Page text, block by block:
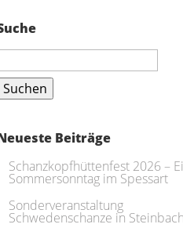
Beiträge
Schanzkopfhüttenfest 2026 –
Sommersonntag im Spessart
Sonderveranstaltung
Schwedenschanze in Steinbach